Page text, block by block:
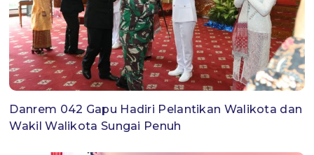
Danrem 042 Gapu Hadiri Pelantikan Walikota dan
Wakil Walikota Sungai Penuh